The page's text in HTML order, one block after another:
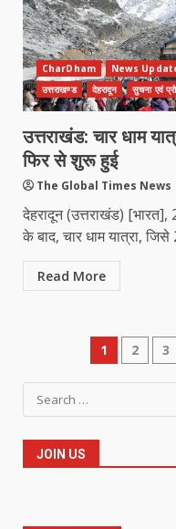
CharDham News
उत्तराखण्ड
देहरादून सुचना एवं
उत्तराखंड: चार धाम
फिर से शुरू हुई
The Global Times News
देहरादून (उत्तराखंड) [भारत],
के बाद, चार धाम यात्रा, जिसे
Read More
Posts
1 2 3
Search
for:
JOIN US